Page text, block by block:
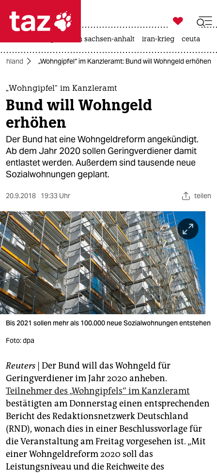
 taz zahl ich
taz zahl ich
themen
politik
öko
gesellschaft
kultur
sport
berlin
nord
wahrheit
verlag
verlag
veranstaltungen
shop
fragen & hilfe
unterstützen
abo
genossenschaft
epaper login

taz zahl ich
landtagswahl in sachsen-anhalt iran-krieg ceuta
„Wohngipfel“ im Kanzleramt: Bund will Wohngeld erhöhen
„Wohngipfel“ im Kanzleramt
Bund will Wohngeld
erhöhen
Der Bund hat eine Wohngeldreform angekündigt.
Ab dem Jahr 2020 sollen Geringverdiener damit
entlastet werden. Außerdem sind tausende neue
Sozialwohnungen geplant.
20.9.2018 19:33 Uhr teilen
Bis 2021 sollen mehr als 100.000 neue Sozialwohnungen entstehen
Foto: dpa
Reuters | Der Bund will das Wohngeld für
Geringverdiener im Jahr 2020 anheben.
Teilnehmer des „Wohngipfels“ im Kanzleramt
bestätigten am Donnerstag einen entsprechenden
Bericht des Redaktionsnetzwerk Deutschland
(RND), wonach dies in einer Beschlussvorlage für
die Veranstaltung am Freitag vorgesehen ist. „Mit
einer Wohngeldreform 2020 soll das
Leistungsniveau und die Reichweite des